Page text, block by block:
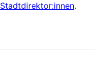
Stadtdirektor:innen.